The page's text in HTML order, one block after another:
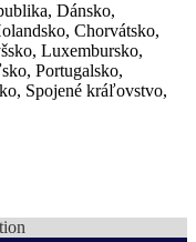
Dánsko,
Chorvátsko,
Luxembursko,
Portugalsko,
Spojené kráľovstvo,